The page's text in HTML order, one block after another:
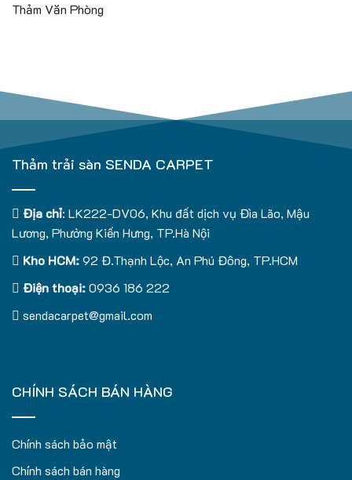
Thảm Văn Phòng
Thảm trải sàn SENDA CARPET
Địa chỉ: LK222-DV06, Khu đất dịch vụ Đìa Lão, Mậu
Lương, Phường Kiến Hưng, TP.Hà Nội
Kho HCM:92 Đ.Thạnh Lộc, An Phú Đông, TP.HCM
Điện thoại:0936 186 222
sendacarpet@gmail.com
CHÍNH SÁCH BÁN HÀNG
Chính sách bảo mật
Chính sách bán hàng